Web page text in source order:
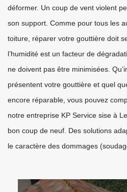
déformer. Un coup de vent violent
son support. Comme pour tous les
toiture, réparer votre gouttière doit
l’humidité est un facteur de
ne doivent pas être minimisées.
présentent votre gouttière et quel
encore réparable, vous pouvez
notre entreprise KP Service sise à
bon coup de neuf. Des solutions
le caractère des dommages